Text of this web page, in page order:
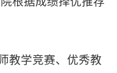
教学竞赛、优秀教